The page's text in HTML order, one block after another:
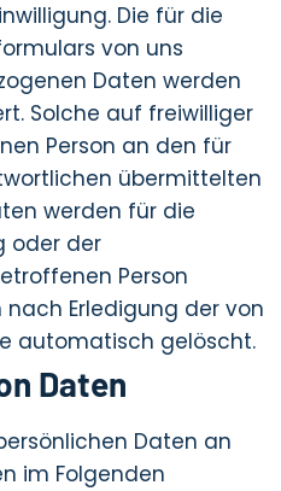
Die für die
von uns
Daten werden
Solche auf freiwilliger
Person an den für
übermittelten
werden für die
oder der
Person
Erledigung der von
automatisch gelöscht.
Daten
Daten an
im Folgenden